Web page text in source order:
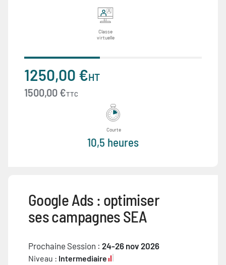
Classe
virtuelle
1250,00 €HT
1500,00 €TTC
Courte
10,5 heures
Google Ads : optimiser
ses campagnes SEA
Prochaine Session : 24-26 nov 2026
Niveau : Intermediaire